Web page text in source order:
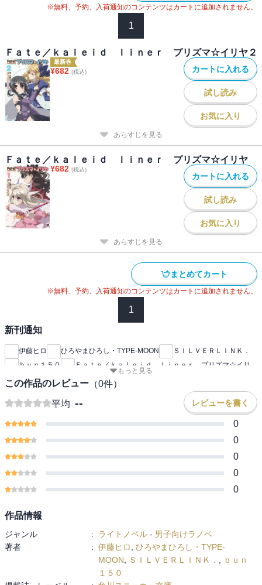
※無料、予約、入荷通知のコンテンツはカートに追加されません。
1
Ｆａｔｅ／ｋａｌｅｉｄ ｌｉｎｅｒ プリズマ☆イリヤ２
最新巻
¥682 (税込) カートに入れる
試し読み
お気に入り
あらすじを見る
Ｆａｔｅ／ｋａｌｅｉｄ ｌｉｎｅｒ プリズマ☆イリヤ
¥682 (税込)
カートに入れる
試し読み
お気に入り
あらすじを見る
まとめてカート
※無料、予約、入荷通知のコンテンツはカートに追加されません。
1
新刊通知
伊藤ヒロ ひろやまひろし・TYPE-MOON
ＳＩＬＶＥＲＬＩＮＫ．
ｂｕｎ１５０
Ｆａｔｅ／ｋａｌｅｉｄ ｌｉｎｅｒ プリズマ☆イリ
もっと見る
この作品のレビュー （0件）
平均 -- レビューを書く
0
0
0
0
0
作品情報
ジャンル : ライトノベル - 男子向けラノベ
著者
: 伊藤ヒロ
ひろやまひろし・TYPE-
MOON
ＳＩＬＶＥＲＬＩＮＫ．
ｂｕｎ
１５０